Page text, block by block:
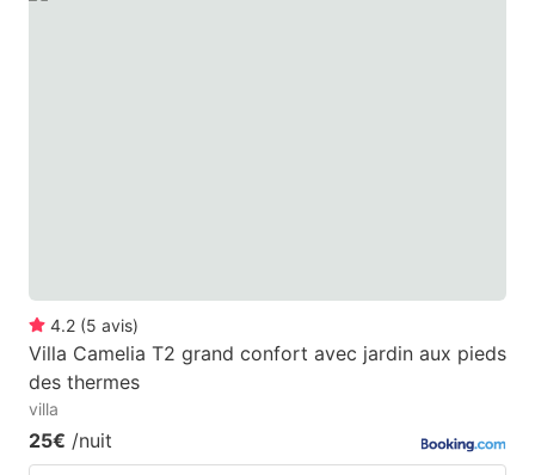
4.2 (5 avis)
Villa Camelia T2 grand confort avec jardin aux pieds
des thermes
villa
25€ /nuit